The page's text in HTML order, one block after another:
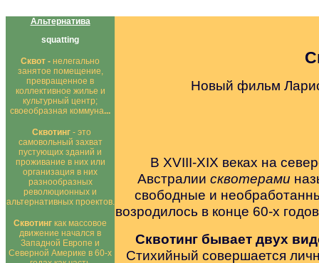
Альтернатива
squatting
Сквот - нелегально
занятое помещение,
превращенное в
коллективное жилье и
культурный центр;
своеобразная коммуна...
Сквотинг- это
самовольный захват
пустующих зданий и
проживание в них или
организация в них
разнообразных
революционных и
альтернативных проектов.
Сквотинг как массовое
движение начался в
Западной Европе и
Северной Америке в 60-х
Новый фильм
В XVIII-XIX веках на
Австралии сквотерами
свободные и
возродилось в конце 60-х
Сквотинг бывает двух
Стихийный совершается